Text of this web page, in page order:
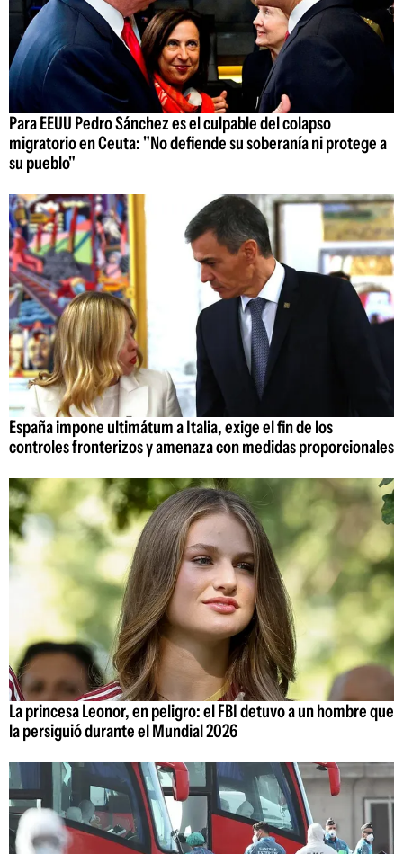
Para EEUU Pedro Sánchez es el culpable del colapso
migratorio en Ceuta: "No defiende su soberanía ni protege a
su pueblo"
España impone ultimátum a Italia, exige el fin de los
controles fronterizos y amenaza con medidas proporcionales
La princesa Leonor, en peligro: el FBI detuvo a un hombre que
la persiguió durante el Mundial 2026